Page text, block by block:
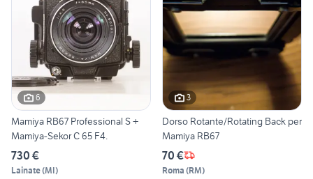
6
Mamiya RB67 Professional S +
Mamiya-Sekor C 65 F4.
730 €
Lainate(MI)
3
Dorso Rotante/Rotating Back per
Mamiya RB67
70 €
Roma (RM)